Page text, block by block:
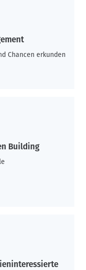
Chancen erkunden
Building